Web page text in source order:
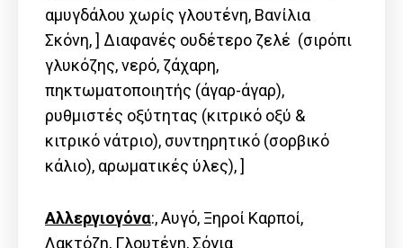
αμυγδάλου χωρίς γλουτένη, Βανίλια
Σκόνη, ] Διαφανές ουδέτερο ζελέ (σιρόπι
γλυκόζης, νερό, ζάχαρη,
πηκτωματοποιητής (άγαρ-άγαρ),
ρυθμιστές οξύτητας (κιτρικό οξύ &
κιτρικό νάτριο), συντηρητικό (σορβικό
κάλιο), αρωματικές ύλες), ]
Αλλεργιογόνα:, Αυγό, Ξηροί Καρποί,
Λακτόζη, Γλουτένη, Σόγια